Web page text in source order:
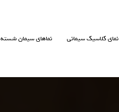
نمای کلاسیک سیمانی نماهای سیمان شسته